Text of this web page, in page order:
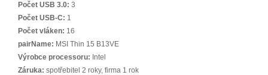
Počet USB 3.0: 3
Počet USB-C: 1
Počet vláken: 16
pairName: MSI Thin 15 B13VE
Výrobce processoru: Intel
Záruka: spotřebitel 2 roky, firma 1 rok